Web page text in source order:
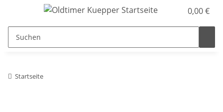
0,00 €
Startseite